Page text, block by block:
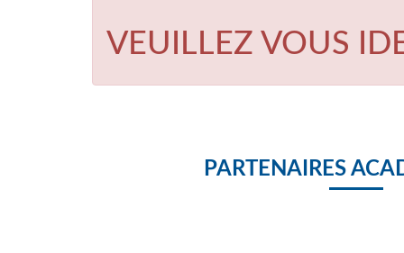
VEUILLEZ VOUS
PARTENAIRES